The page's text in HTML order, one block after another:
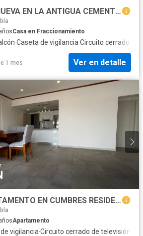
RENTA DE CASA NUEVA EN LA ANTIGUA CEMENTERA, PUEBLA, CUATRO RECAMARAS, SALA DE TV Y ROOF GARDEN
Casa en Fraccionamiento
·Caseta de vigilancia·Circuito cerrado de
1 mes Ver en detalle
RENTA DE DEPARTAMENTO EN CUMBRES RESIDENCIAL, PUEBLA, TRES RECMARAS, TRES PISOS
Apartamento
vigilancia·Circuito cerrado de televisión